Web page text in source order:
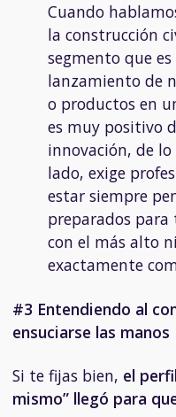
Cuando
la construcción
segmento que
lanzamiento de
o productos en
es muy positivo
innovación, de
lado, exige
estar siempre
preparados
con el más alto
exactamente
#3 Entendiendo al
ensuciarse las manos
Si te fijas bien, el
mismo” llegó para